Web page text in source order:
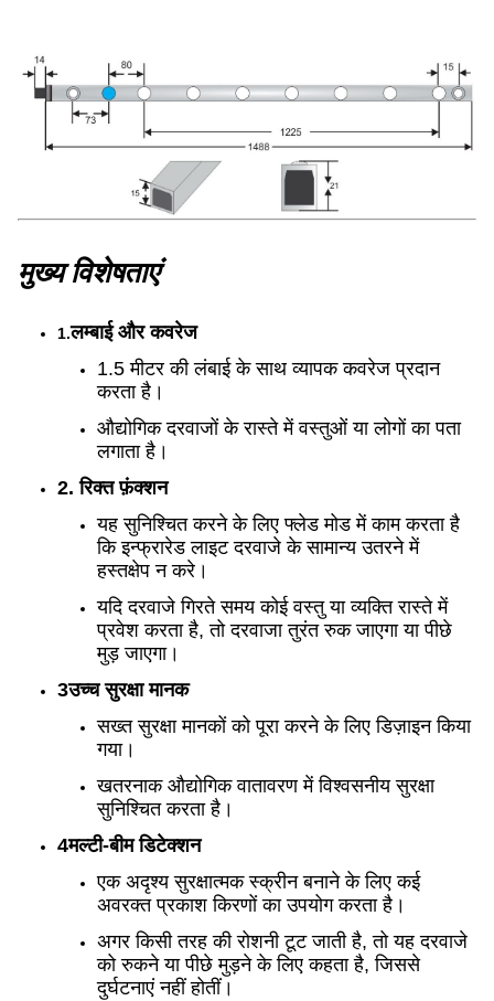
मुख्य विशेषताएं
1.लम्बाई और कवरेज
1.5 मीटर की लंबाई के साथ व्यापक कवरेज प्रदान
करता है।
औद्योगिक दरवाजों के रास्ते में वस्तुओं या लोगों का पता
लगाता है।
2. रिक्त फ़ंक्शन
यह सुनिश्चित करने के लिए फ्लेड मोड में काम करता है
कि इन्फ्रारेड लाइट दरवाजे के सामान्य उतरने में
हस्तक्षेप न करे।
यदि दरवाजे गिरते समय कोई वस्तु या व्यक्ति रास्ते में
प्रवेश करता है, तो दरवाजा तुरंत रुक जाएगा या पीछे
मुड़ जाएगा।
3उच्च सुरक्षा मानक
सख्त सुरक्षा मानकों को पूरा करने के लिए डिज़ाइन किया
गया।
खतरनाक औद्योगिक वातावरण में विश्वसनीय सुरक्षा
सुनिश्चित करता है।
4मल्टी-बीम डिटेक्शन
एक अदृश्य सुरक्षात्मक स्क्रीन बनाने के लिए कई
अवरक्त प्रकाश किरणों का उपयोग करता है।
अगर किसी तरह की रोशनी टूट जाती है, तो यह दरवाजे
को रुकने या पीछे मुड़ने के लिए कहता है, जिससे
दुर्घटनाएं नहीं होतीं।